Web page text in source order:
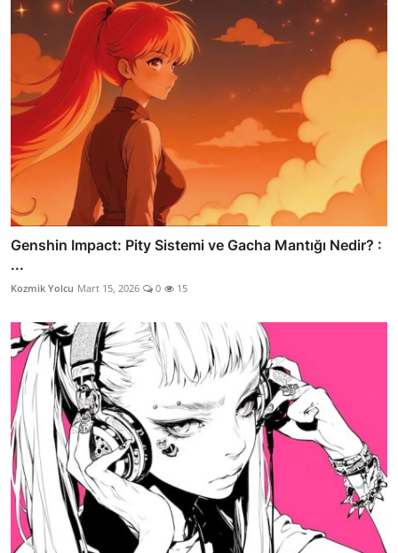
Genshin Impact: Pity Sistemi ve Gacha Mantığı Nedir? :
...
Kozmik Yolcu Mart 15, 2026 0 15